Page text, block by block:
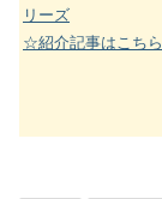
リーズ
☆紹介記事はこちら